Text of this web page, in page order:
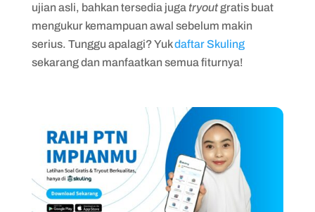
ujian asli, bahkan tersedia juga tryoutgratis buat
mengukur kemampuan awal sebelum makin
serius. Tunggu apalagi? Yukdaftar Skuling
sekarang dan manfaatkan semua fiturnya!